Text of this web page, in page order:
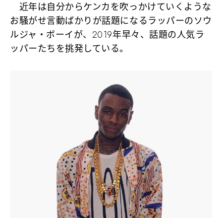
近年は自分からケンカを吹っかけていくような
お騒がせ言動ばかりが話題になるラッパーのソウ
ルジャ・ボーイが、2019年早々、話題の人気ラ
ッパーたちを挑発している。